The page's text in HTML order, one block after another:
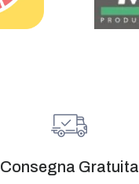
Consegna Gratuita